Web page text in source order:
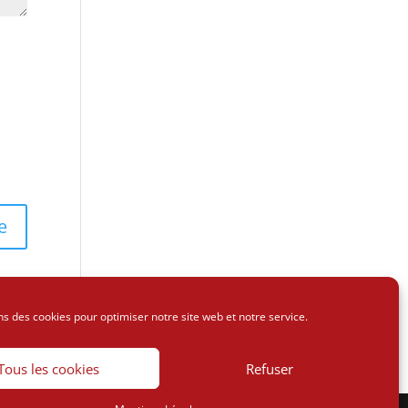
des cookies pour optimiser notre site web et notre service.
les cookies Refuser